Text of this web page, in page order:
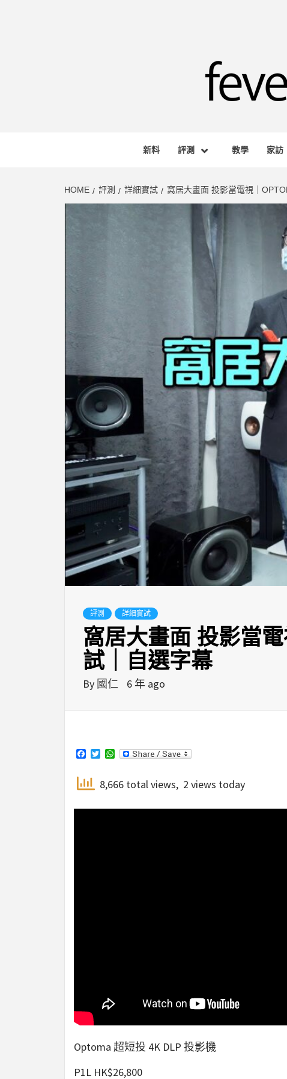
新料 評測 教學 家訪
HOME 評測 詳細實試 窩居大畫面 投影當電視｜
評測 詳細實試
窩居大畫面 投影當
試｜自選字幕
By 國仁 6 年 ago
Facebook
TwitterWhatsApp
8,666 total views, 2 views today
Optoma 超短投 4K DLP 投影機
P1L HK$26,800